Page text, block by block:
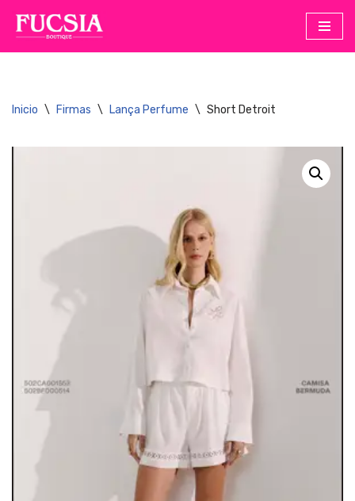
Saltar
Inicio \ Firmas \ Lança Perfume \ Short Detroit